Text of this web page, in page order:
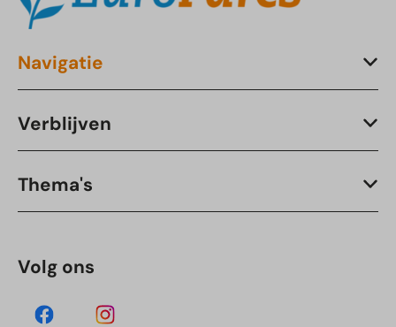
Navigatie
Verblijven
Thema's
Volg ons